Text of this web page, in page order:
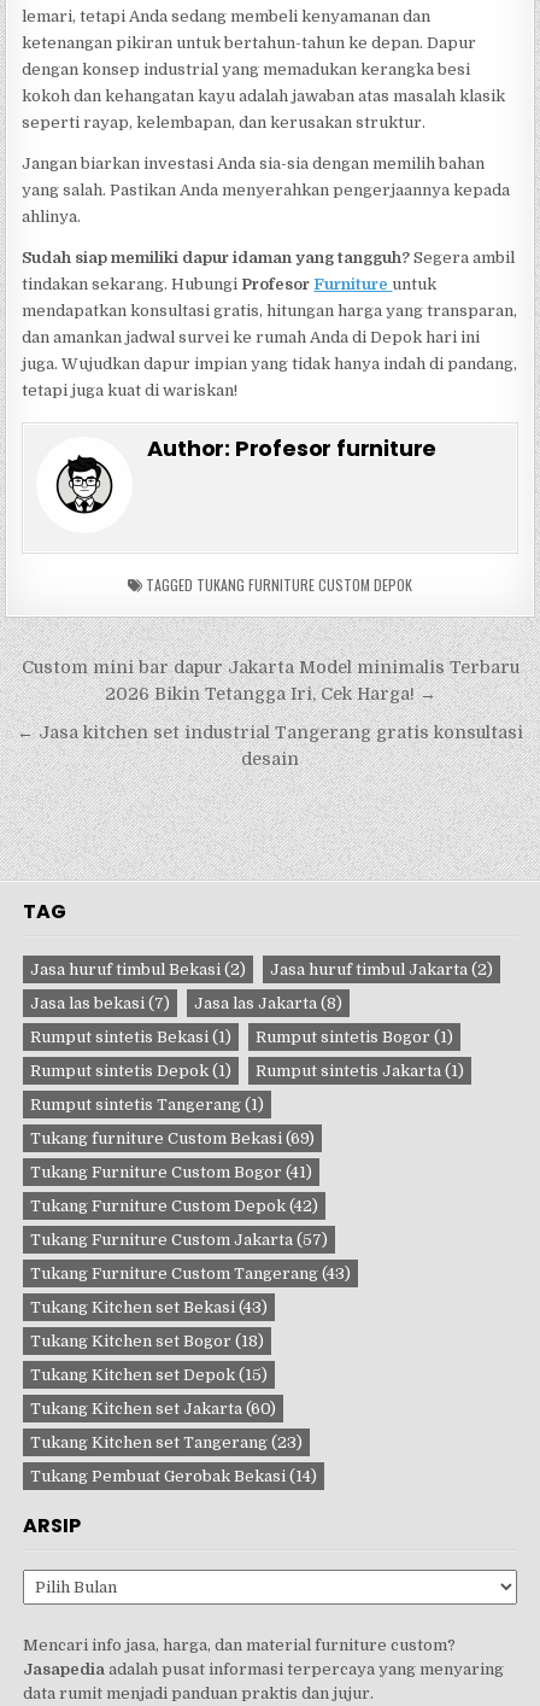
lemari, tetapi Anda sedang membeli kenyamanan dan
ketenangan pikiran untuk bertahun-tahun ke depan. Dapur
dengan konsep industrial yang memadukan kerangka besi
kokoh dan kehangatan kayu adalah jawaban atas masalah klasik
seperti rayap, kelembapan, dan kerusakan struktur.
Jangan biarkan investasi Anda sia-sia dengan memilih bahan
yang salah. Pastikan Anda menyerahkan pengerjaannya kepada
ahlinya.
Sudah siap memiliki dapur idaman yang tangguh? Segera ambil
tindakan sekarang. Hubungi ProfesorFurniture untuk
mendapatkan konsultasi gratis, hitungan harga yang transparan,
dan amankan jadwal survei ke rumah Anda di Depok hari ini
juga. Wujudkan dapur impian yang tidak hanya indah di pandang,
tetapi juga kuat di wariskan!
Author: Profesor furniture
TAGGED TUKANG FURNITURE CUSTOM DEPOK
Navigasi
pos
Custom mini bar dapur Jakarta Model minimalis Terbaru
2026 Bikin Tetangga Iri, Cek Harga! →
← Jasa kitchen set industrial Tangerang gratis konsultasi
desain
TAG
Jasa huruf timbul Bekasi (2) Jasa huruf timbul Jakarta (2)
Jasa las bekasi (7) Jasa las Jakarta (8)
Rumput sintetis Bekasi (1) Rumput sintetis Bogor (1)
Rumput sintetis Depok (1) Rumput sintetis Jakarta (1)
Rumput sintetis Tangerang (1)
Tukang furniture Custom Bekasi (69)
Tukang Furniture Custom Bogor (41)
Tukang Furniture Custom Depok (42)
Tukang Furniture Custom Jakarta (57)
Tukang Furniture Custom Tangerang (43)
Tukang Kitchen set Bekasi (43)
Tukang Kitchen set Bogor (18)
Tukang Kitchen set Depok (15)
Tukang Kitchen set Jakarta (60)
Tukang Kitchen set Tangerang (23)
Tukang Pembuat Gerobak Bekasi (14)
ARSIP
Arsip
Mencari info jasa, harga, dan material furniture custom?
Jasapedia adalah pusat informasi terpercaya yang menyaring
data rumit menjadi panduan praktis dan jujur.